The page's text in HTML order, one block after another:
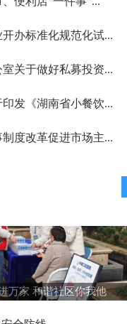
办标准化规范化试...
关于做好私募投资...
发《湖南省小餐饮...
度改革促进市场主...
万家 和谐社区你我他